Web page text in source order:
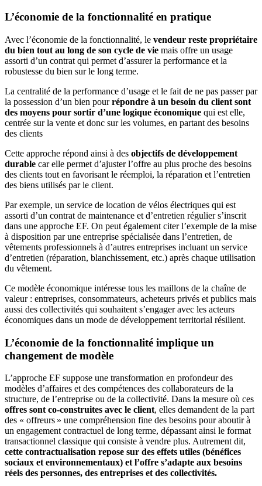
L’économie de la fonctionnalité en pratique
Avec l’économie de la fonctionnalité, le vendeur reste propriétaire
du bien tout au long de son cycle de vie mais offre un usage
assorti d’un contrat qui permet d’assurer la performance et la
robustesse du bien sur le long terme.
La centralité de la performance d’usage et le fait de ne pas passer par
la possession d’un bien pourrépondre à un besoin du client sont
des moyens pour sortir d’une logique économique qui est elle,
centrée sur la vente et donc sur les volumes, en partant des besoins
des clients
Cette approche répond ainsi à des objectifs de développement
durable car elle permet d’ajuster l’offre au plus proche des besoins
des clients tout en favorisant le réemploi, la réparation et l’entretien
des biens utilisés par le client.
Par exemple, un service de location de vélos électriques qui est
assorti d’un contrat de maintenance et d’entretien régulier s’inscrit
dans une approche EF. On peut également citer l’exemple de la mise
à disposition par une entreprise spécialisée dans l’entretien, de
vêtements professionnels à d’autres entreprises incluant un service
d’entretien (réparation, blanchissement, etc.) après chaque utilisation
du vêtement.
Ce modèle économique intéresse tous les maillons de la chaîne de
valeur : entreprises, consommateurs, acheteurs privés et publics mais
aussi des collectivités qui souhaitent s’engager avec les acteurs
économiques dans un mode de développement territorial résilient.
L’économie de la fonctionnalité implique un
changement de modèle
L’approche EF suppose une transformation en profondeur des
modèles d’affaires et des compétences des collaborateurs de la
structure, de l’entreprise ou de la collectivité. Dans la mesure où ces
offres sont co-construites avec le client, elles demandent de la part
des « offreurs » une compréhension fine des besoins pour aboutir à
un engagement contractuel de long terme, dépassant ainsi le format
transactionnel classique qui consiste à vendre plus. Autrement dit,
cette contractualisation repose sur des effets utiles (bénéfices
sociaux et environnementaux) et l’offre s’adapte aux besoins
réels des personnes, des entreprises et des collectivités.